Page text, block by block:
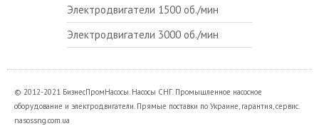
Электродвигатели 1500 об./мин
Электродвигатели 3000 об./мин
© 2012-2021 БизнесПромНасосы. Насосы СНГ. Промышленное насосное
оборудование и электродвигатели. Прямые поставки по Украине, гарантия, сервис.
nasossng.com.ua